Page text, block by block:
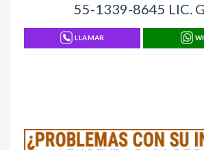
55-1339-8645 LIC.
LLAMAR